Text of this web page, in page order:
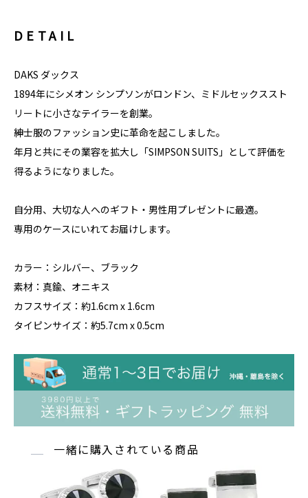
DETAIL
DAKS ダックス
1894年にシメオン シンプソンがロンドン、ミドルセックススト
リートに小さなテイラーを創業。
紳士服のファッション史に革命を起こしました。
年月と共にその業容を拡大し「SIMPSON SUITS」として評価を
得るようになりました。
自分用、大切な人へのギフト・男性用プレゼントに最適。
専用のケースにいれてお届けします。
カラー：シルバー、ブラック
素材：真鍮、オニキス
カフスサイズ：約1.6cm x 1.6cm
タイピンサイズ：約5.7cm x 0.5cm
一緒に購入されている商品